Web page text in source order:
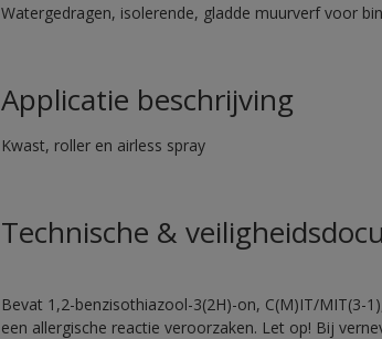
Watergedragen, isolerende, gladde muurverf voor
Applicatie beschrijving
Kwast, roller en airless spray
Technische &
Bevat 1,2-benzisothiazool-3(2H)-on, C(M)IT/MIT(3-
een allergische reactie veroorzaken. Let op! Bij